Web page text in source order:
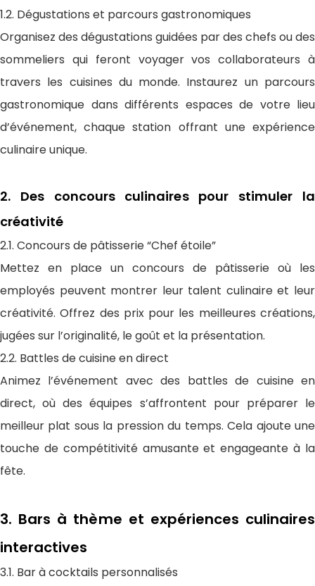
1.2. Dégustations et parcours gastronomiques
Organisez des dégustations guidées par des chefs ou des
sommeliers qui feront voyager vos collaborateurs à
travers les cuisines du monde. Instaurez un parcours
gastronomique dans différents espaces de votre lieu
d’événement, chaque station offrant une expérience
culinaire unique.
2. Des concours culinaires pour stimuler la
créativité
2.1. Concours de pâtisserie “Chef étoile”
Mettez en place un concours de pâtisserie où les
employés peuvent montrer leur talent culinaire et leur
créativité. Offrez des prix pour les meilleures créations,
jugées sur l’originalité, le goût et la présentation.
2.2. Battles de cuisine en direct
Animez l’événement avec des battles de cuisine en
direct, où des équipes s’affrontent pour préparer le
meilleur plat sous la pression du temps. Cela ajoute une
touche de compétitivité amusante et engageante à la
fête.
3. Bars à thème et expériences culinaires
interactives
3.1. Bar à cocktails personnalisés